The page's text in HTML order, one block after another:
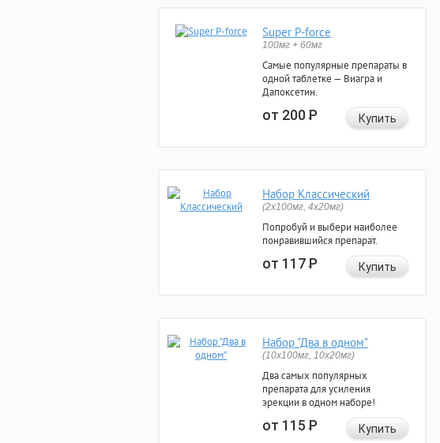
Super P-force
100мг + 60мг
Самые популярные препараты в
одной таблетке — Виагра и
Дапоксетин.
от 200Р Купить
Набор Классический
(2x100мг, 4x20мг)
Попробуй и выбери наиболее
понравившийся препарат.
от 117Р Купить
Набор "Два в одном"
(10x100мг, 10x20мг)
Два самых популярных
препарата для усиления
эрекции в одном наборе!
от 115Р Купить